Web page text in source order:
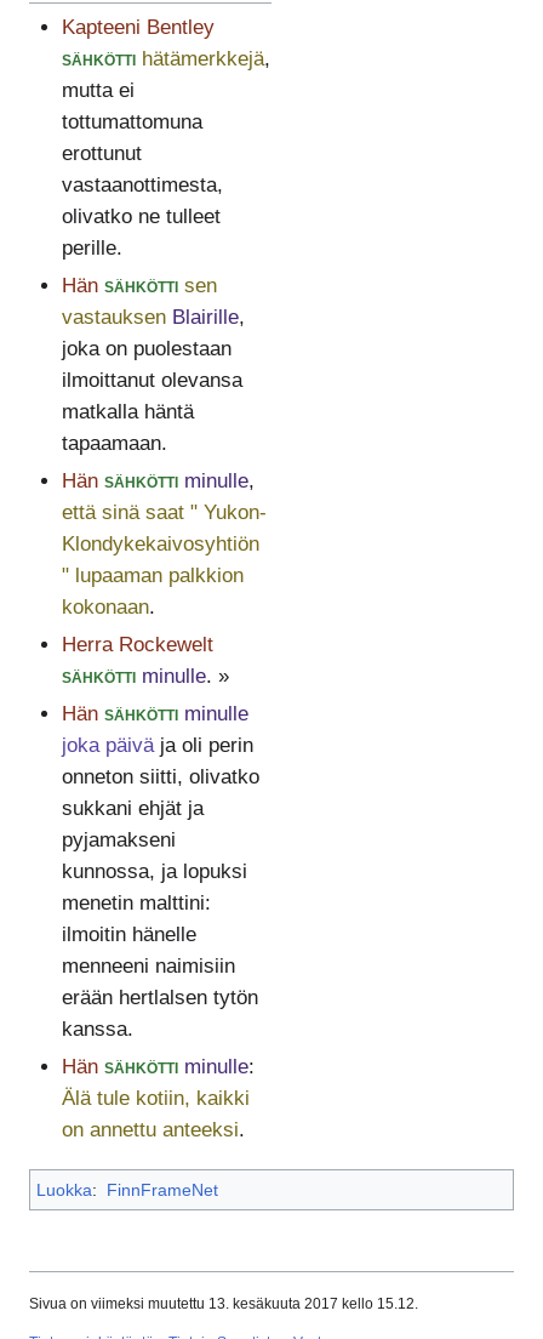
Kapteeni Bentley
sähkötti hätämerkkejä,
mutta ei
tottumattomuna
erottunut
vastaanottimesta,
olivatko ne tulleet
perille.
Hän sähkötti sen
vastauksen Blairille,
joka on puolestaan
ilmoittanut olevansa
matkalla häntä
tapaamaan.
Hän sähkötti minulle,
että sinä saat " Yukon-
Klondykekaivosyhtiön
" lupaaman palkkion
kokonaan.
Herra Rockewelt
sähkötti minulle. »
Hän sähkötti minulle
joka päiväja oli perin
onneton siitti, olivatko
sukkani ehjät ja
pyjamakseni
kunnossa, ja lopuksi
menetin malttini:
ilmoitin hänelle
menneeni naimisiin
erään hertlalsen tytön
kanssa.
Hän sähkötti minulle:
Älä tule kotiin, kaikki
on annettu anteeksi.
Luokka: FinnFrameNet
Sivua on viimeksi muutettu 13. kesäkuuta 2017 kello 15.12.